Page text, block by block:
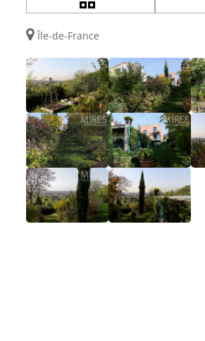
Île-de-France